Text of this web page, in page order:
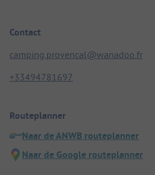
Contact
camping.provencal@wanadoo.fr
+33494781697
Routeplanner
Naar de ANWB routeplanner
Naar de Google routeplanner